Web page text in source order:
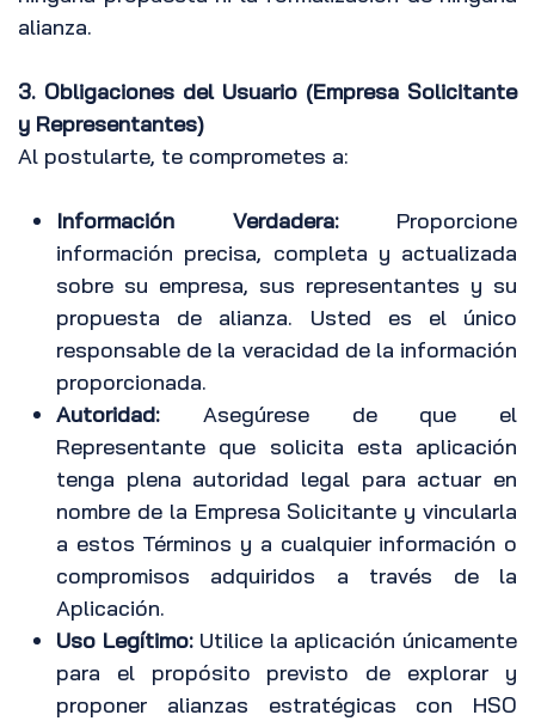
alianza.
3. Obligaciones del Usuario (Empresa Solicitante
y Representantes)
Al postularte, te comprometes a:
Información Verdadera: Proporcione
información precisa, completa y actualizada
sobre su empresa, sus representantes y su
propuesta de alianza. Usted es el único
responsable de la veracidad de la información
proporcionada.
Autoridad: Asegúrese de que el
Representante que solicita esta aplicación
tenga plena autoridad legal para actuar en
nombre de la Empresa Solicitante y vincularla
a estos Términos y a cualquier información o
compromisos adquiridos a través de la
Aplicación.
Uso Legítimo: Utilice la aplicación únicamente
para el propósito previsto de explorar y
proponer alianzas estratégicas con HSO